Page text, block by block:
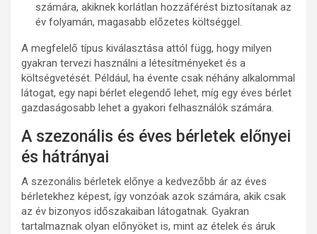
számára, akiknek korlátlan hozzáférést biztosítanak az
év folyamán, magasabb előzetes költséggel.
A megfelelő típus kiválasztása attól függ, hogy milyen
gyakran tervezi használni a létesítményeket és a
költségvetését. Például, ha évente csak néhány alkalommal
látogat, egy napi bérlet elegendő lehet, míg egy éves bérlet
gazdaságosabb lehet a gyakori felhasználók számára.
A szezonális és éves bérletek előnyei
és hátrányai
A szezonális bérletek előnye a kedvezőbb ár az éves
bérletekhez képest, így vonzóak azok számára, akik csak
az év bizonyos időszakaiban látogatnak. Gyakran
tartalmaznak olyan előnyöket is, mint az ételek és áruk